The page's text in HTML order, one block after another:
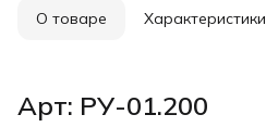
О товаре Характеристики
Арт: РУ-01.200